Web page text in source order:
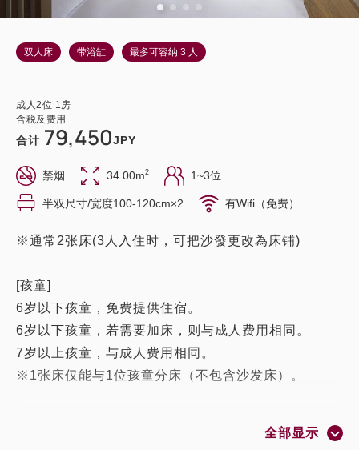
双人床 带浴缸 最多可容纳 3 人
成人 2位 1 房
含税及费用
合计 79,450JPY
禁烟 34.00m2 1~3位
半双尺寸/宽度100-120cm×2 有Wifi（免费）
※通常2张床(3人入住时，可把沙發更改為床铺)
[孩童]
6岁以下孩童，免费提供住宿。
6岁以下孩童，若需要加床，则与成人费用相同。
7岁以上孩童，与成人费用相同。
※1张床仅能与1位孩童分床（不包含沙发床）。
竹制牙刷／牙粉／棉棒／化妆棉／竹制梳子／洗发液／
全部显示